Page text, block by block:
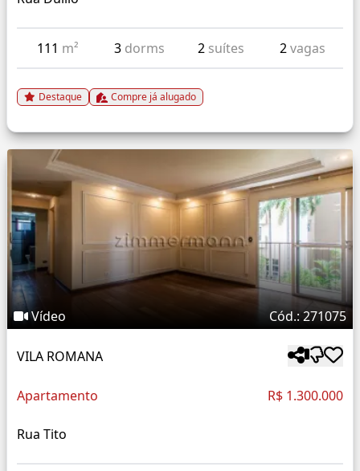
111 m² 3 dorms 2 suítes 2vagas
Destaque Compre já alugado
Vídeo Cód.: 271075
VILA ROMANA
Apartamento R$ 1.300.000
Rua Tito